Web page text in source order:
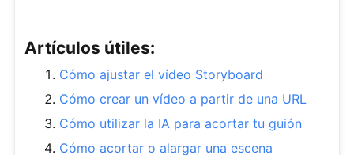
Artículos útiles:
Cómo ajustar el vídeo Storyboard
Cómo crear un vídeo a partir de una URL
Cómo utilizar la IA para acortar tu guión
Cómo acortar o alargar una escena